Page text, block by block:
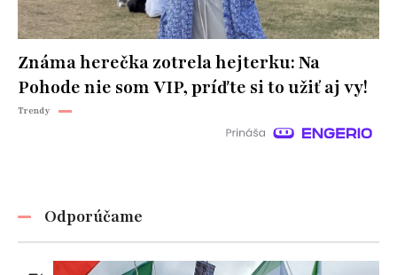
Známa herečka zotrela hejterku: Na
Pohode nie som VIP, príďte si to užiť aj vy!
Trendy
Odporúčame